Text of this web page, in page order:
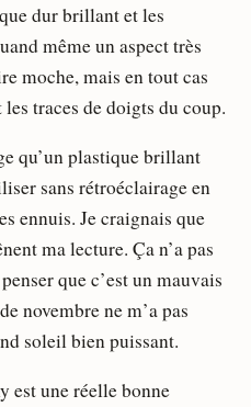
dur brillant et les
même un aspect très
moche, mais en tout cas
traces de doigts du coup.
qu’un plastique brillant
sans rétroéclairage en
ennuis. Je craignais que
ma lecture. Ça n’a pas
que c’est un mauvais
novembre ne m’a pas
soleil bien puissant.
est une réelle bonne